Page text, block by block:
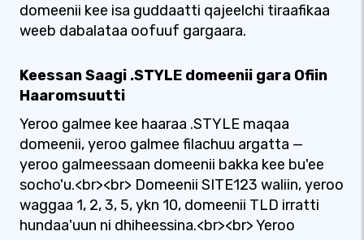
domeenii kee isa guddaatti qajeelchi tiraafikaa
weeb dabalataa oofuuf gargaara.
Keessan Saagi .STYLE domeenii gara Ofiin
Haaromsuutti
Yeroo galmee kee haaraa .STYLE maqaa
domeenii, yeroo galmee filachuu argatta —
yeroo galmeessaan domeenii bakka kee bu'ee
socho'u.<br><br> Domeenii SITE123 waliin, yeroo
waggaa 1, 2, 3, 5, ykn 10, domeenii TLD irratti
hundaa'uun ni dhiheessina.<br><br> Yeroo